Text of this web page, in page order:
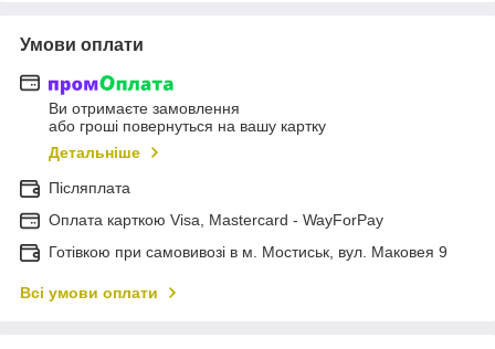
Умови оплати
Ви отримаєте замовлення
або гроші повернуться на вашу картку
Детальніше
Післяплата
Оплата карткою Visa, Mastercard - WayForPay
Готівкою при самовивозі в м. Мостиськ, вул. Маковея 9
Всі умови оплати